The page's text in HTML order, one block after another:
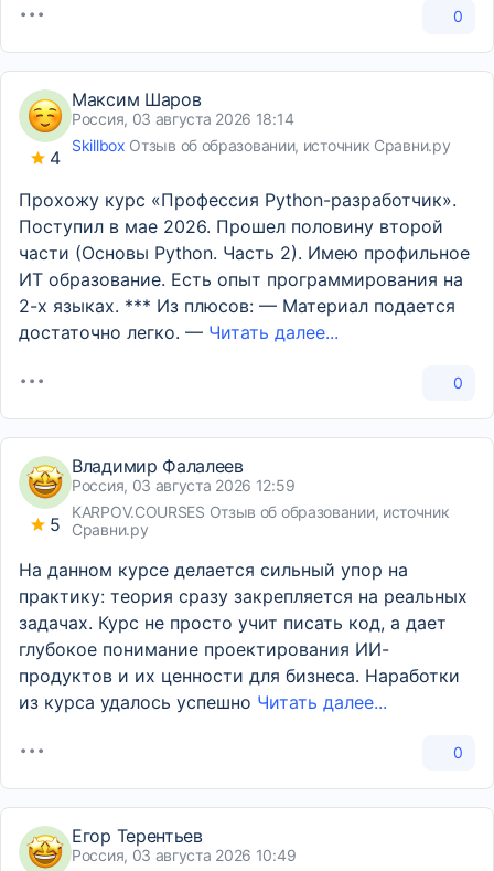
0
4
Максим Шаров
Россия, 03 августа 2026 18:14
Skillbox Отзыв об образовании, источник Сравни.ру
Прохожу курс «Профессия Python-разработчик».
Поступил в мае 2026. Прошел половину второй
части (Основы Python. Часть 2). Имею профильное
ИТ образование. Есть опыт программирования на
2-х языках. *** Из плюсов: — Материал подается
достаточно легко. — Читать далее...
0
5
Владимир Фалалеев
Россия, 03 августа 2026 12:59
KARPOV.COURSES Отзыв об образовании, источник
Сравни.ру
На данном курсе делается сильный упор на
практику: теория сразу закрепляется на реальных
задачах. Курс не просто учит писать код, а дает
глубокое понимание проектирования ИИ-
продуктов и их ценности для бизнеса. Наработки
из курса удалось успешно Читать далее...
0
Егор Терентьев
Россия, 03 августа 2026 10:49